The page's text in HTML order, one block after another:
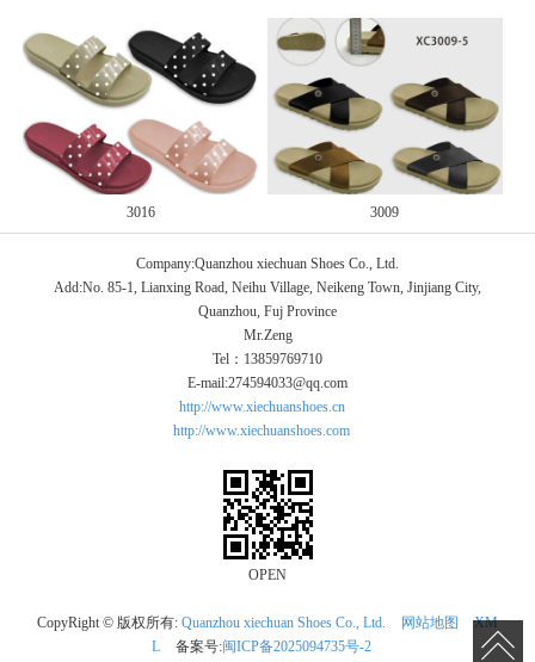
3016 3009
Company:Quanzhou xiechuan Shoes Co., Ltd.
Add:No. 85-1, Lianxing Road, Neihu Village, Neikeng Town, Jinjiang City,
Quanzhou, Fuj Province
Mr.Zeng
Tel：13859769710
E-mail:274594033@qq.com
http://www.xiechuanshoes.cn
http://www.xiechuanshoes.com
OPEN
CopyRight © 版权所有: Quanzhou xiechuan Shoes Co., Ltd. 网站地图
XM
L
备案号:闽ICP备2025094735号-2